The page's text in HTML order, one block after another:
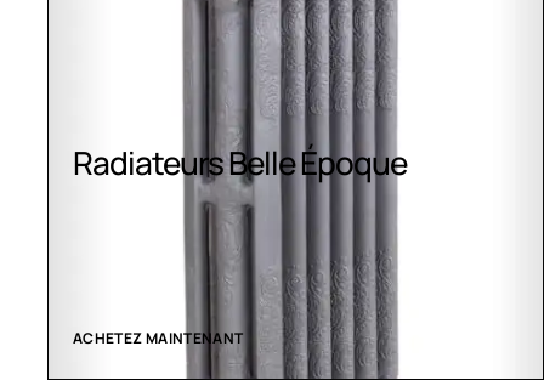
Radiateurs Belle Époque
ACHETEZ MAINTENANT